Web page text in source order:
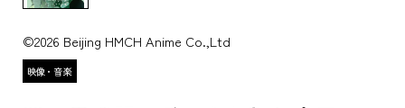
©2026 Beijing HMCH Anime Co.,Ltd